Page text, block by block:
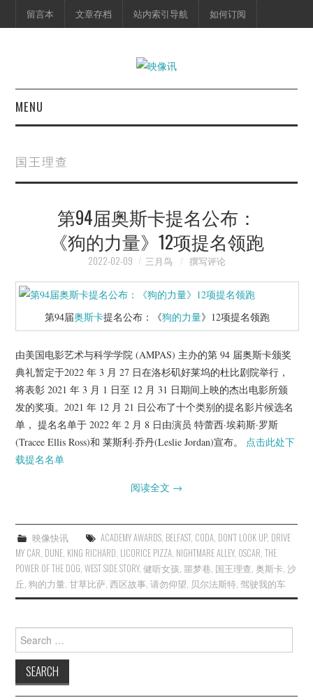
留言本 文章存档 站内索引导航 如何订阅
MENU
映像快讯
预告片
海报剧照
脱口秀
杂七杂八
美剧英剧
电影档期
推荐电影
国王理查
第94届奥斯卡提名公布：
《狗的力量》12项提名领跑
2022-02-09 三月鸟 撰写评论
第94届奥斯卡提名公布：《狗的力量》12项提名领跑
由美国电影艺术与科学学院 (AMPAS) 主办的第 94 届奥斯卡颁奖
典礼暂定于2022 年 3 月 27 日在洛杉矶好莱坞的杜比剧院举行，
将表彰 2021 年 3 月 1 日至 12 月 31 日期间上映的杰出电影所颁
发的奖项。2021 年 12 月 21 日公布了十个类别的提名影片候选名
单， 提名名单于 2022 年 2 月 8 日由演员 特蕾西·埃莉斯·罗斯
(Tracee Ellis Ross)和 莱斯利·乔丹(Leslie Jordan)宣布。 点击此处下
载提名名单
阅读全文 →
映像快讯 ACADEMY AWARDS, BELFAST, CODA, DON’T LOOK UP, DRIVE
MY CAR DUNE KING RICHARD LICORICE PIZZA NIGHTMARE ALLEY, OSCAR ,THE
POWER OF THE DOG ,WEST SIDE STORY,健听女孩 ,噩梦巷 国王理查 ,奥斯卡 ,沙
丘 ,狗的力量 ,甘草比萨 ,西区故事 ,请勿仰望 贝尔法斯特 ,驾驶我的车
for: